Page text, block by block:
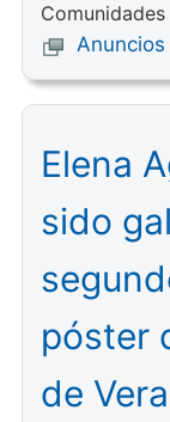
Anuncios
Elena
sido
póster
de